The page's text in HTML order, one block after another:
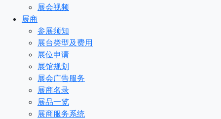
展会视频
展商
参展须知
展台类型及费用
展位申请
展馆规划
展会广告服务
展商名录
展品一览
展商服务系统